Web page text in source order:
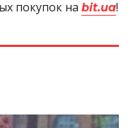
покупок на bit.ua!